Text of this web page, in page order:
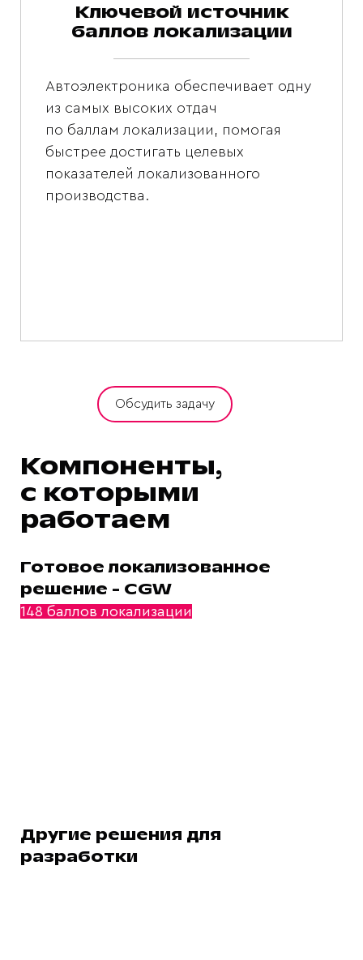
Ключевой источник
баллов локализации
Автоэлектроника обеспечивает одну
из самых высоких отдач
по баллам локализации, помогая
быстрее достигать целевых
показателей локализованного
производства.
Обсудить задачу
Другие решения для
разработки
148 баллов локализации
Готовое локализованное
решение - CGW
Компоненты,
с которыми
работаем